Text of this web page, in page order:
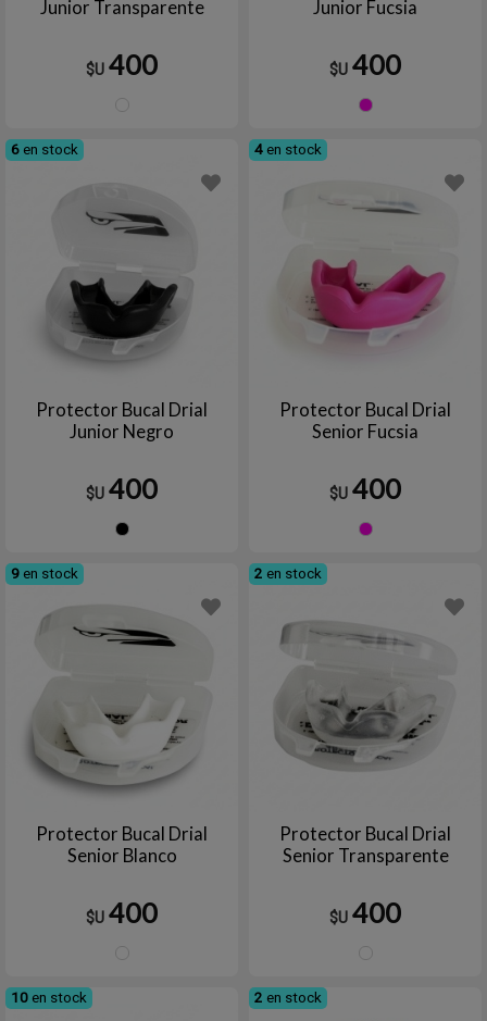
Junior Transparente
$U 400
Junior Fucsia
$U 400
6 en stock
Protector Bucal Drial
Junior Negro
$U 400
4 en stock
Protector Bucal Drial
Senior Fucsia
$U 400
9 en stock
Protector Bucal Drial
Senior Blanco
$U 400
2 en stock
Protector Bucal Drial
Senior Transparente
$U 400
10 en stock 2 en stock